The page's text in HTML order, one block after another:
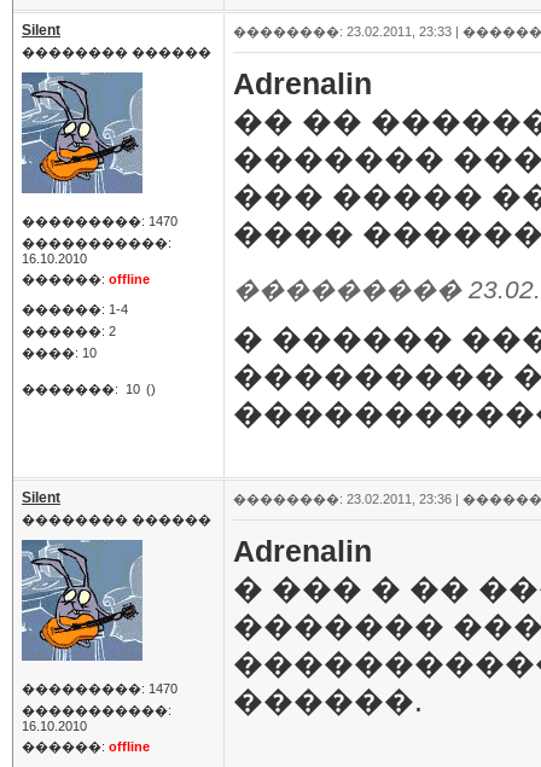
Silent
�������� ������
���������: 1470
�����������:
16.10.2010
������: offline
������: 1-4
������: 2
����: 10
�������: 10 ()
��������: 23.02.2011, 23:33 |
Adrenalin
�� ��
�������
��� �����
����
���������
� ������
���������
Silent
�������� ������
���������: 1470
�����������:
16.10.2010
������: offline
��������: 23.02.2011, 23:36 |
Adrenalin
� ��� � ��
�������
������.